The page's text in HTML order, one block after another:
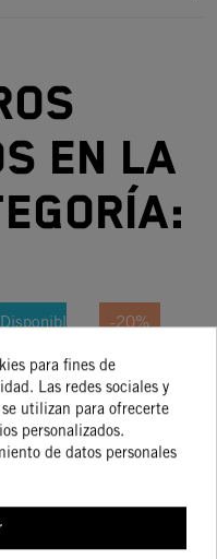
en la
Internet!
690
R
15-
€
€
COMPRAR
-20%
Radiador
KTM - Enduro
690 Y SMC (21
Y
421,08 €
336,86 €
para fines de
Las redes sociales y
utilizan para ofrecerte
personalizados.
de datos personales